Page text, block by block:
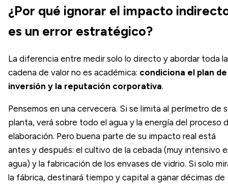
¿Por qué ignorar el impacto
es un error estratégico?
La diferencia entre medir solo lo directo y abordar toda la
cadena de valor no es académica: condiciona el plan de
inversión y la reputación corporativa.
Pensemos en una cervecera. Si se limita al perímetro de
planta, verá sobre todo el agua y la energía del proceso
elaboración. Pero buena parte de su impacto real está
antes y después: el cultivo de la cebada (muy intensivo
agua) y la fabricación de los envases de vidrio. Si solo
la fábrica, destinará tiempo y capital a ganar décimas de